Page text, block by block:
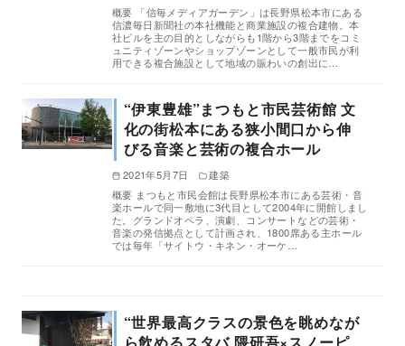
概要 「信毎メディアガーデン」は長野県松本市にある
信濃毎日新聞社の本社機能と商業施設の複合建物。本
社ビルを主の目的としながらも1階から3階までをコミ
ュニティゾーンやショップゾーンとして一般市民が利
用できる複合施設として地域の賑わいの創出に…
“伊東豊雄”まつもと市民芸術館 文
化の街松本にある狭小間口から伸
びる音楽と芸術の複合ホール
2021年5月7日
建築
概要 まつもと市民会館は長野県松本市にある芸術・音
楽ホールで同一敷地に3代目として2004年に開館しまし
た。グランドオペラ、演劇、コンサートなどの芸術・
音楽の発信拠点として計画され、1800席ある主ホール
では毎年「サイトウ・キネン・オーケ…
“世界最高クラスの景色を眺めなが
ら飲めるスタバ 隈研吾×スノーピ